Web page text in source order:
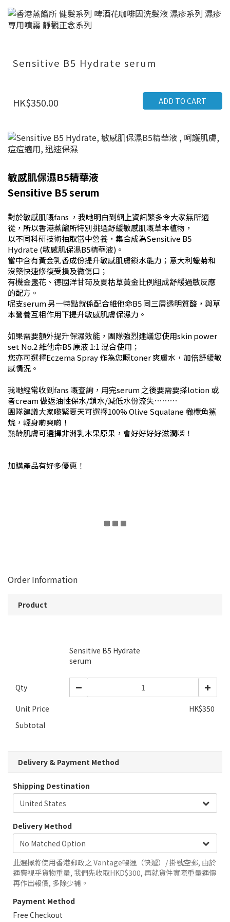
Sensitive B5 Hydrate serum
HK$350.00 ADD TO CART
敏感肌保濕B5精華液
Sensitive B5 serum
對於敏感肌嘅fans ，我哋明白到網上資訊繁多令大家無所適
從，所以香港蒸餾所特別挑選舒緩敏感肌嘅草本植物，
以不同科研技術抽取當中營養，集合成為Sensitive B5
Hydrate (敏感肌保濕B5精華液) 。
當中含有黃金乳香成份提升敏感肌膚鎖水能力；意大利蠟菊和
沒藥快速修復受損及微傷口；
有機金盞花、德國洋甘菊及夏枯草黃金比例組成舒緩過敏反應
的配方。
呢支serum另一特點就係配合維他命B5同三層透明質酸，與草
本營養互相作用下提升敏感肌膚保濕力。
如果需要額外提升保濕效能，團隊強烈建議您使用skin power
set No.2維他命B5原液 1:1混合使用；
您亦可選擇Eczema Spray作為您嘅toner爽膚水，加倍舒緩敏
感情況。
我哋經常收到fans嘅查詢，用完serum之後要需要搽lotion或
者cream做返油性保水/鎖水/減低水份流失⋯⋯⋯
團隊建議大家嚟緊夏天可選擇100% Olive Squalane 橄欖角鯊
烷，輕身啲爽啲！
熟齡肌膚可選擇非洲乳木果原果，會好好好好滋潤㗎！
加購產品有好多優惠！
Order Information
Product
Sensitive B5 Hydrate
serum
Qty
Unit Price
HK$350
Subtotal
Delivery & Payment Method
Shipping Destination
Delivery Method
此選擇將使用香港郵政之 Vantage暢運（快遞）/ 掛號空郵, 由於
運費視乎貨物重量, 我們先收取HKD$300, 再就貨件實際重量運價
再作出報價, 多除少補。
Payment Method
Free Checkout